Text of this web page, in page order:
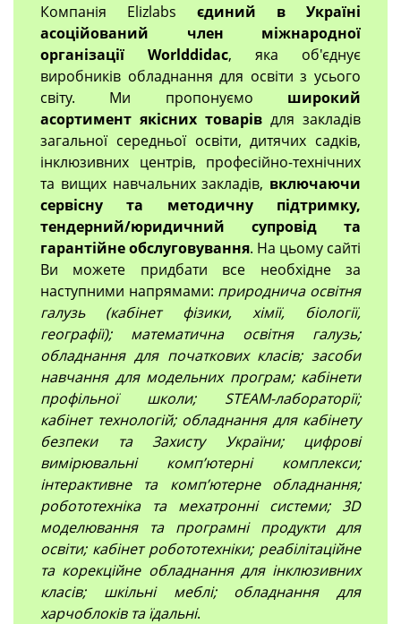
Компанія Elizlabs єдиний в Україні
асоційований член міжнародної
організації Worlddidac, яка об'єднує
виробників обладнання для освіти з усього
світу. Ми пропонуємо широкий
асортимент якісних товарів для закладів
загальної середньої освіти, дитячих садків,
інклюзивних центрів, професійно-технічних
та вищих навчальних закладів, включаючи
сервісну та методичну підтримку,
тендерний/юридичний супровід та
гарантійне обслуговування. На цьому сайті
Ви можете придбати все необхідне за
наступними напрямами: природнича освітня
галузь (кабінет фізики, хімії, біології,
географії); математична освітня галузь;
обладнання для початкових класів; засоби
навчання для модельних програм; кабінети
профільної школи; STEAM-лабораторії;
кабінет технологій; обладнання для кабінету
безпеки та Захисту України; цифрові
вимірювальні компʼютерні комплекси;
інтерактивне та комп’ютерне обладнання;
робототехніка та мехатронні системи; 3D
моделювання та програмні продукти для
освіти; кабінет робототехніки; реабілітаційне
та корекційне обладнання для інклюзивних
класів; шкільні меблі; обладнання для
харчоблоків та їдальні.